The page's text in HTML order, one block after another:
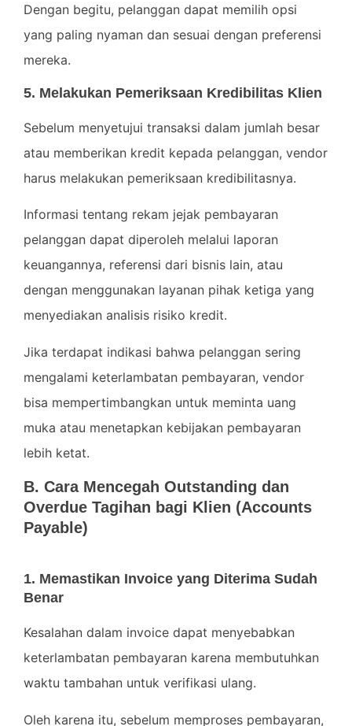
Dengan begitu, pelanggan dapat memilih opsi
yang paling nyaman dan sesuai dengan preferensi
mereka.
5. Melakukan Pemeriksaan Kredibilitas Klien
Sebelum menyetujui transaksi dalam jumlah besar
atau memberikan kredit kepada pelanggan, vendor
harus melakukan pemeriksaan kredibilitasnya.
Informasi tentang rekam jejak pembayaran
pelanggan dapat diperoleh melalui laporan
keuangannya, referensi dari bisnis lain, atau
dengan menggunakan layanan pihak ketiga yang
menyediakan analisis risiko kredit.
Jika terdapat indikasi bahwa pelanggan sering
mengalami keterlambatan pembayaran, vendor
bisa mempertimbangkan untuk meminta uang
muka atau menetapkan kebijakan pembayaran
lebih ketat.
B. Cara Mencegah Outstanding dan
Overdue Tagihan bagi Klien (Accounts
Payable)
1. Memastikan Invoice yang Diterima Sudah
Benar
Kesalahan dalam invoice dapat menyebabkan
keterlambatan pembayaran karena membutuhkan
waktu tambahan untuk verifikasi ulang.
Oleh karena itu, sebelum memproses pembayaran,